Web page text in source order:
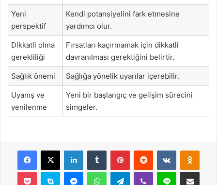
Yeni
perspektif
Kendi potansiyelini fark etmesine
yardımcı olur.
Dikkatli olma
gerekliliği
Fırsatları kaçırmamak için dikkatli
davranılması gerektiğini belirtir.
Sağlık önemi Sağlığa yönelik uyarılar içerebilir.
Uyanış ve
yenilenme
Yeni bir başlangıç ve gelişim sürecini
simgeler.
Facebook
X LinkedInTumblr PinterestReddit VKontakte
Pocket Skype MessengerWhatsAppTelegramViber Line E-Posta ile